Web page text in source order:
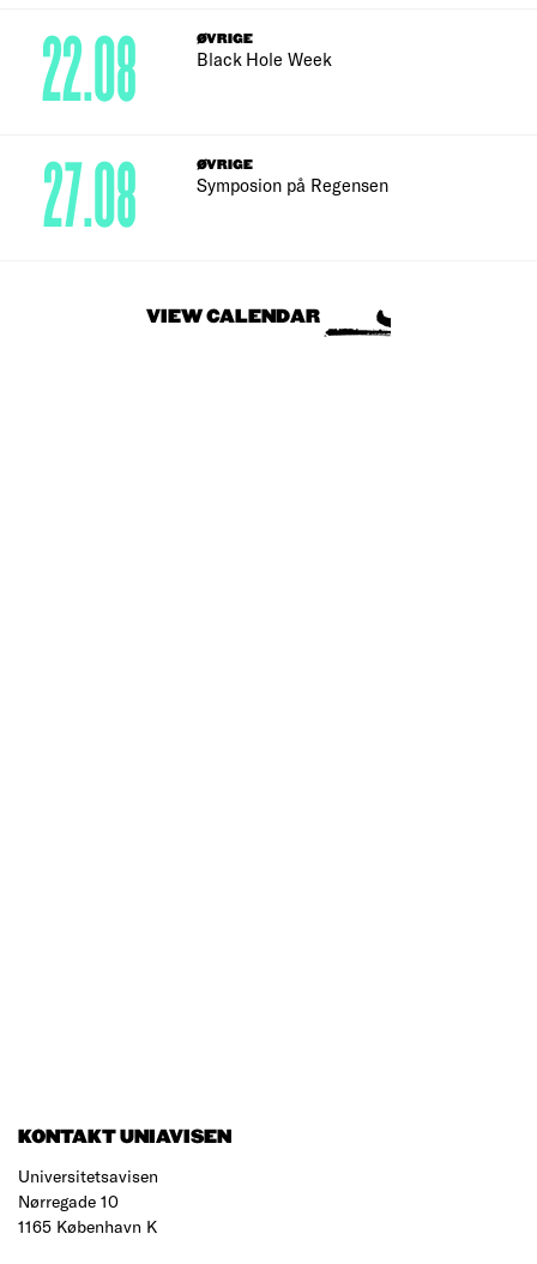
ØVRIGE
Black Hole Week
22.08
ØVRIGE
Symposion på Regensen
27.08
VIEW CALENDAR
KONTAKT UNIAVISEN
Universitetsavisen
Nørregade 10
1165 København K